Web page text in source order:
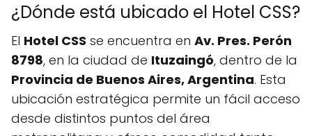
¿Dónde está ubicado el Hotel CSS?
El Hotel CSS se encuentra en Av. Pres. Perón
8798, en la ciudad de Ituzaingó, dentro de la
Provincia de Buenos Aires, Argentina. Esta
ubicación estratégica permite un fácil acceso
desde distintos puntos del área